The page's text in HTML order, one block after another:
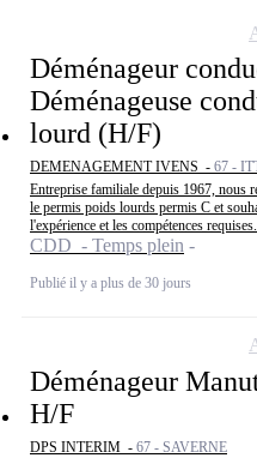
Déménageur
Déménageuse
lourd (H/F)
DEMENAGEMENT IVENS - 67 -
Entreprise familiale depuis 1967, nous
le permis poids lourds permis C et
l'expérience et les compétences
CDD - Temps plein
Publié il y a plus de 30 jours
Déménageur
H/F
DPS INTERIM - 67 - SAVERNE